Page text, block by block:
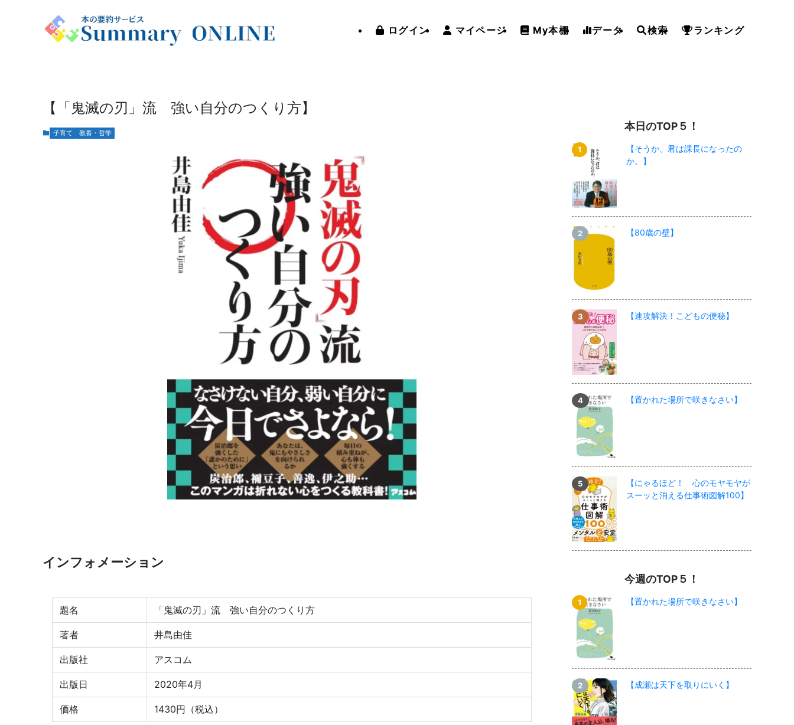
ログイン マイページ My本棚 データ 検索 ランキング
【「鬼滅の刃」流 強い自分のつくり方】
子育て 教養・哲学
インフォメーション
題名 「鬼滅の刃」流 強い自分のつくり方
著者 井島由佳
出版社 アスコム
出版日 2020年4月
価格 1430円（税込）
本日のTOP５！
【そうか、君は課長になったの
か。】
【80歳の壁】
【速攻解決！こどもの便秘】
【置かれた場所で咲きなさい】
【にゃるほど！ 心のモヤモヤが
スーッと消える仕事術図解100】
今週のTOP５！
【置かれた場所で咲きなさい】
【成瀬は天下を取りにいく】